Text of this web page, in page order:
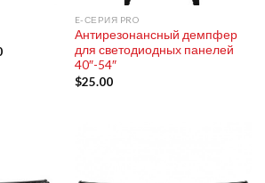
E-СЕРИЯ PRO
Антирезонансный демпфер
для светодиодных панелей
40″-54″
$25.00